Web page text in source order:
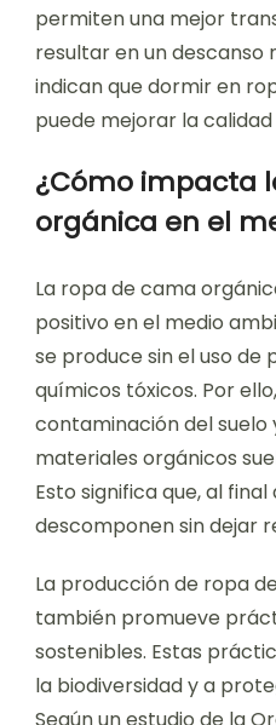
permiten una mejor
resultar en un descanso
indican que dormir en
puede mejorar la calidad
¿Cómo impacta
orgánica en el
La ropa de cama
positivo en el medio
se produce sin el uso de
químicos tóxicos. Por
contaminación del suelo
materiales orgánicos
Esto significa que, al final
descomponen sin dejar
La producción de ropa
también promueve
sostenibles. Estas
la biodiversidad y a
Según un estudio de la